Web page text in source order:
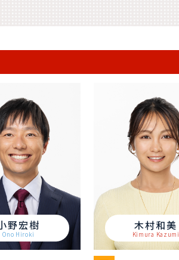
野宏樹
Ono Hiroki
木村和美
Kimura Kazumi